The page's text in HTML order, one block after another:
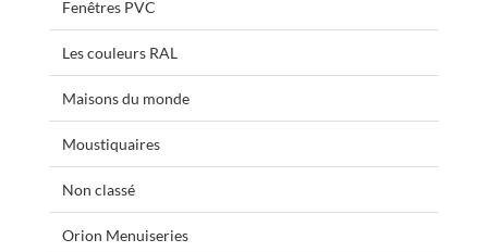
Fenêtres PVC
Les couleurs RAL
Maisons du monde
Moustiquaires
Non classé
Orion Menuiseries